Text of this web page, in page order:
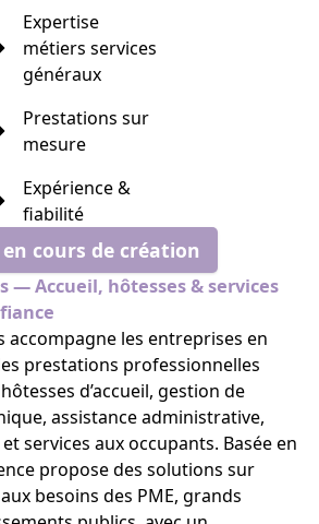
cours de création
— Accueil, hôtesses & services
accompagne les entreprises en
prestations professionnelles
d’accueil, gestion de
assistance administrative,
services aux occupants. Basée en
propose des solutions sur
besoins des PME, grands
Expertise
métiers services
généraux
Prestations sur
mesure
Expérience &
fiabilité